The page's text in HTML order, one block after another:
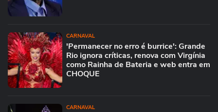
CARNAVAL
'Permanecer no erro é burrice': Grande
Rio ignora críticas, renova com Virgínia
como Rainha de Bateria e web entra em
CHOQUE
CARNAVAL